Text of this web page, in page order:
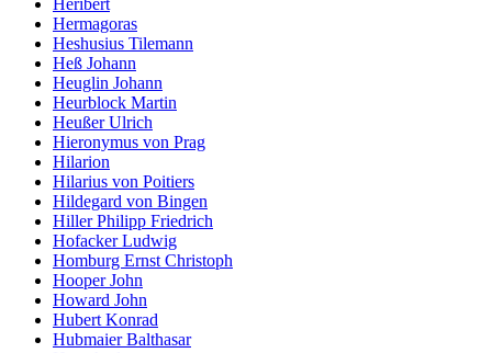
Hermagoras
Heshusius Tilemann
Heß Johann
Heuglin Johann
Heurblock Martin
Heußer Ulrich
Hieronymus von Prag
Hilarion
Hilarius von Poitiers
Hildegard von Bingen
Hiller Philipp Friedrich
Hofacker Ludwig
Homburg Ernst Christoph
Hooper John
Howard John
Hubert Konrad
Hubmaier Balthasar